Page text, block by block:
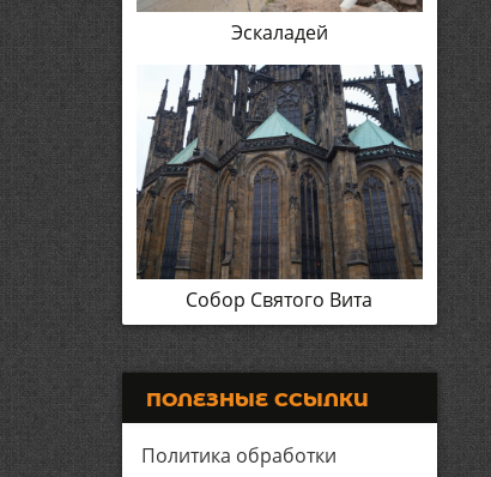
Эскаладей
Собор Святого Вита
ПОЛЕЗНЫЕ ССЫЛКИ
Политика обработки